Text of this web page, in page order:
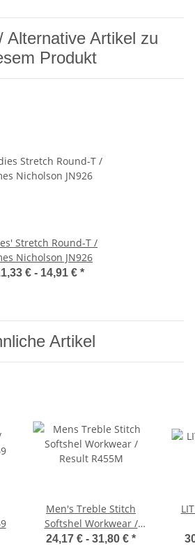
Alternative Artikel zu
Produkt
Stretch Round-T /
Nicholson JN926
€ - 14,91 € *
Artikel
Men's Treble Stitch
Softshel Workwear /
Result R455M
24,17 € - 31,80 € *